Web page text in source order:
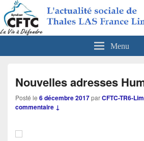
CFTC Thales LAS
Actualités sociales de Thales LAS France Limours
Menu
Nouvelles adresses
Posté le 6 décembre 2017parCFTC-TR6-
commentaire ↓